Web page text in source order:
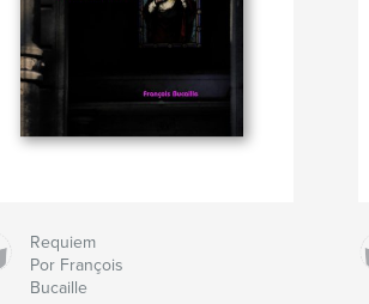
Requiem
Por François
Bucaille